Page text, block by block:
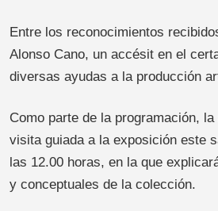
Entre los reconocimientos
Alonso Cano, un accésit en el
diversas ayudas a la producción
Como parte de la programación,
visita guiada a la exposición este
las 12.00 horas, en la que
y conceptuales de la colección.